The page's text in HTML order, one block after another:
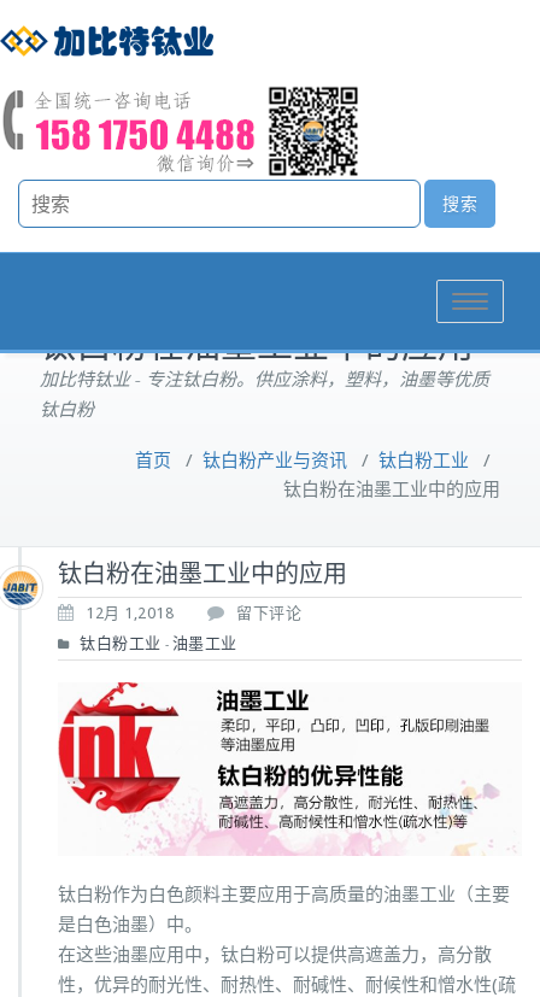
Toggle
钛白粉在油墨工业中的应用
加比特钛业 - 专注钛白粉。供应涂料，塑料，油墨等优质
钛白粉
首页 / 钛白粉产业与资讯 / 钛白粉工业 /
钛白粉在油墨工业中的应用
钛白粉在油墨工业中的应用
12月 1,2018
留下评论
钛白粉工业 - 油墨工业
钛白粉作为白色颜料主要应用于高质量的油墨工业（主要
是白色油墨）中。
在这些油墨应用中，钛白粉可以提供高遮盖力，高分散
性，优异的耐光性、耐热性、耐碱性、耐候性和憎水性(疏